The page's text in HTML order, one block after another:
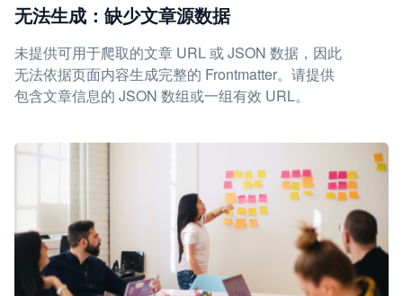
无法生成：缺少文章源数据
未提供可用于爬取的文章 URL 或 JSON 数据，因此
无法依据页面内容生成完整的 Frontmatter。请提供
包含文章信息的 JSON 数组或一组有效 URL。